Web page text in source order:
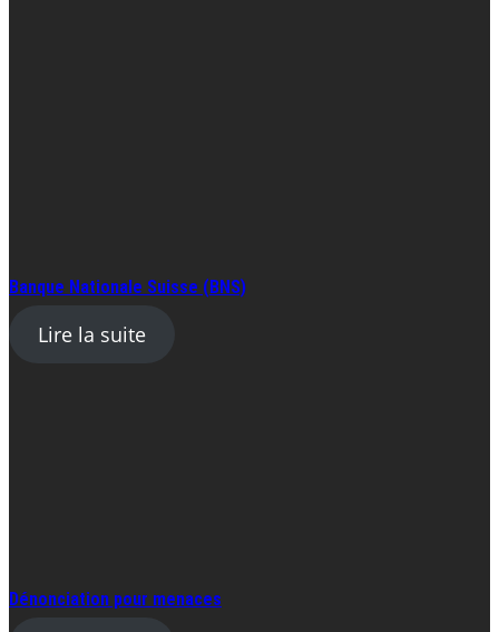
Banque Nationale Suisse (BNS)
Lire la suite
Dénonciation pour menaces